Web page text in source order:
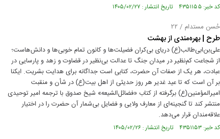
کد خبر: ۴۳۵۱۱۵۵ تاریخ انتشار : ۱۴۰۵/۰۲/۲۷
حُسن مستدام / ۲۲
طرح | بهره‌مندی از بهشت
علی‌بن‌ابی‌طالب(ع) دریای بی‌کران فضیلت‌ها و کانون تمام خوبی‌ها و دانش‌هاست؛
از شجاعت کم‌نظیر در میدان جنگ تا عدالت بی‌نظیر در قضاوت و زهد و پارسایی در
عبادت، هر یک از صفات آن حضرت، کتابی است جداگانه برای هدایت بشریت. ایکنا
بر آن است که تا عید غدیر هر روز حدیثی از اهل بیت(ع) در شأن و منقبت
امیرالمؤمنین(ع) برگرفته از کتاب «فضائل‌الشیعه» شیخ صدوق با ترجمه امیر توحیدی
منتشر کند تا گنجینه‌ای از معارف ولایی و فضایل بی‌شمار آن حضرت را در اختیار
علاقه‌مندان قرار می‌دهد.
کد خبر: ۴۳۵۱۱۵۳ تاریخ انتشار : ۱۴۰۵/۰۲/۲۶